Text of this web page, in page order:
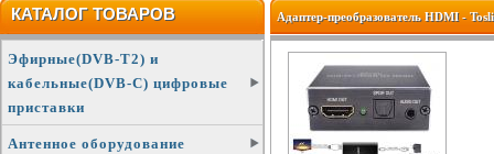
КАТАЛОГ ТОВАРОВ
Эфирные(DVB-T2) и
кабельные(DVB-C) цифровые
приставки
Антенное оборудование
Адаптер-преобразователь HDMI -